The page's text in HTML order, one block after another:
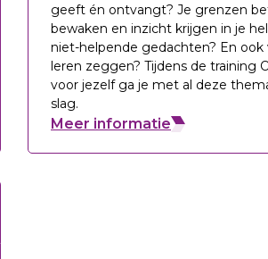
geeft én ontvangt? Je grenzen
bewaken en inzicht krijgen in je
niet-helpende gedachten? En ook
leren zeggen? Tijdens de training
voor jezelf ga je met al deze
slag.
Meer informatie